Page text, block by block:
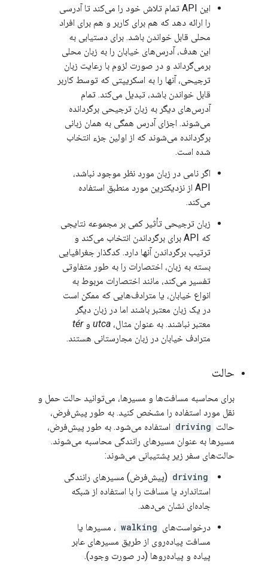
این API تمام تلاش خود را می‌کند تا آدرسی
را ارائه دهد که هم برای کاربر و هم برای افراد
محلی قابل خواندن باشد. برای دستیابی به
این هدف، آدرس‌های خیابان را به زبان محلی
برمی‌گرداند و در صورت لزوم با رعایت زبان
ترجیحی، آنها را به اسکریپتی که توسط کاربر
قابل خواندن باشد، تبدیل می‌کند. تمام
آدرس‌های دیگر به زبان ترجیحی برگردانده
می‌شوند. اجزای آدرس همگی به همان زبانی
برگردانده می‌شوند که از اولین جزء انتخاب
شده است.
اگر نامی در زبان مورد نظر موجود نباشد،
API از نزدیکترین مورد منطبق استفاده
می‌کند.
زبان ترجیحی تأثیر کمی بر مجموعه نتایجی
که API برای برگرداندن انتخاب می‌کند و
ترتیب برگرداندن آنها دارد. کدگذار جغرافیایی
بسته به زبان، اختصارات را به طور متفاوتی
تفسیر می‌کند، مانند اختصارات مربوط به
انواع خیابان، یا مترادف‌هایی که ممکن است
در یک زبان معتبر باشند اما در زبان دیگر
معتبر نباشند. به عنوان مثال، utca وtér
مترادف خیابان در زبان مجارستانی هستند.
حالت
برای محاسبه مسافت‌ها و مسیرها، می‌توانید حالت حمل و
نقل مورد استفاده را مشخص کنید. به طور پیش‌فرض،
حالت driving استفاده می‌شود. به طور پیش‌فرض،
مسیرها به عنوان مسیرهای رانندگی محاسبه می‌شوند.
حالت‌های سفر زیر پشتیبانی می‌شوند:
driving (پیش‌فرض) مسیرهای رانندگی
استاندارد یا مسافت را با استفاده از شبکه
جاده‌ای نشان می‌دهد.
درخواست‌های walking ، مسیرها یا
مسافت پیاده‌روی از طریق مسیرهای عابر
پیاده و پیاده‌روها (در صورت وجود).